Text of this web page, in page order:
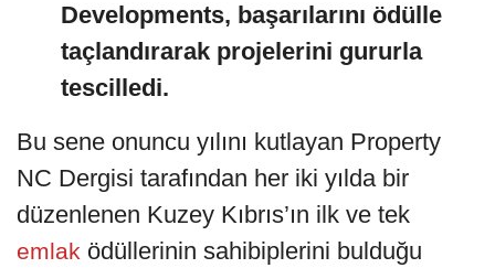
Developments, başarılarını ödülle
taçlandırarak projelerini gururla
tescilledi.
Bu sene onuncu yılını kutlayan Property
NC Dergisi tarafından her iki yılda bir
düzenlenen Kuzey Kıbrıs’ın ilk ve tek
emlak ödüllerinin sahibiplerini bulduğu